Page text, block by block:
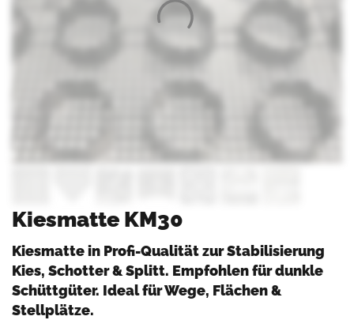
Kiesmatte KM30
Kiesmatte in Profi-Qualität zur Stabilisierung
Kies, Schotter & Splitt. Empfohlen für dunkle
Schüttgüter. Ideal für Wege, Flächen &
Stellplätze.